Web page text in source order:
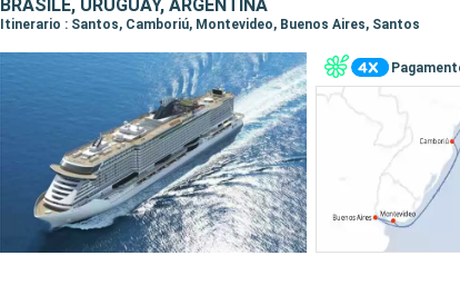
BRASILE, URUGUAY, ARGENTINA
Itinerario : Santos, Camboriú, Montevideo, Buenos Aires, Santos